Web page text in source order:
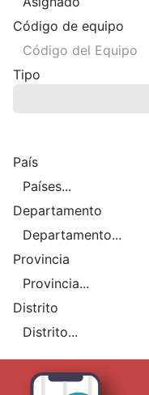
Código de equipo
Tipo
País
Departamento
Provincia
Distrito